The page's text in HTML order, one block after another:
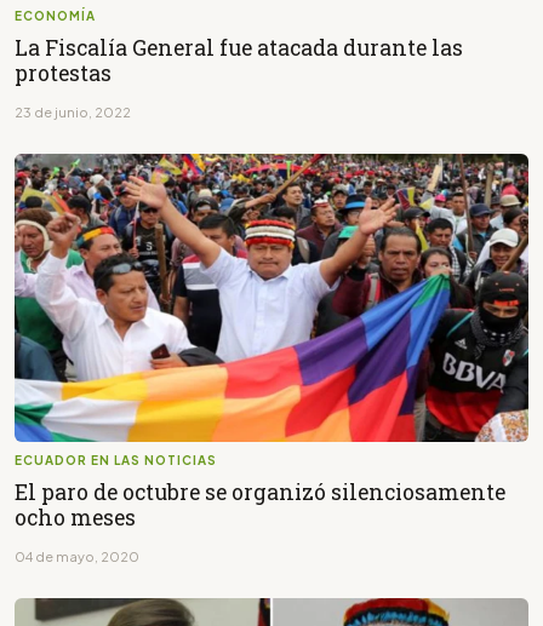
ECONOMÍA
La Fiscalía General fue atacada durante las
protestas
23 de junio, 2022
ECUADOR EN LAS NOTICIAS
El paro de octubre se organizó silenciosamente
ocho meses
04 de mayo, 2020